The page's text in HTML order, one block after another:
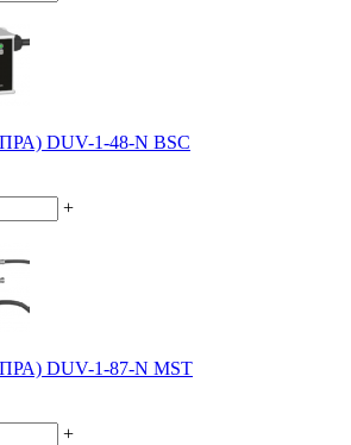
DUV-1-48-N BSC
+
DUV-1-87-N MST
+